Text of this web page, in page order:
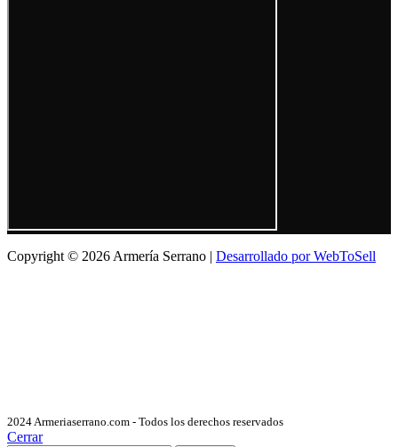
Copyright © 2026 Armería Serrano | Desarrollado por WebToSell
2024 Armeriaserrano.com - Todos los derechos reservados
Cerrar